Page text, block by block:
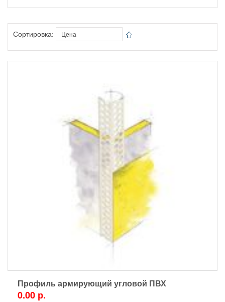
Сортировка:
Профиль армирующий угловой ПВХ
0.00 р.